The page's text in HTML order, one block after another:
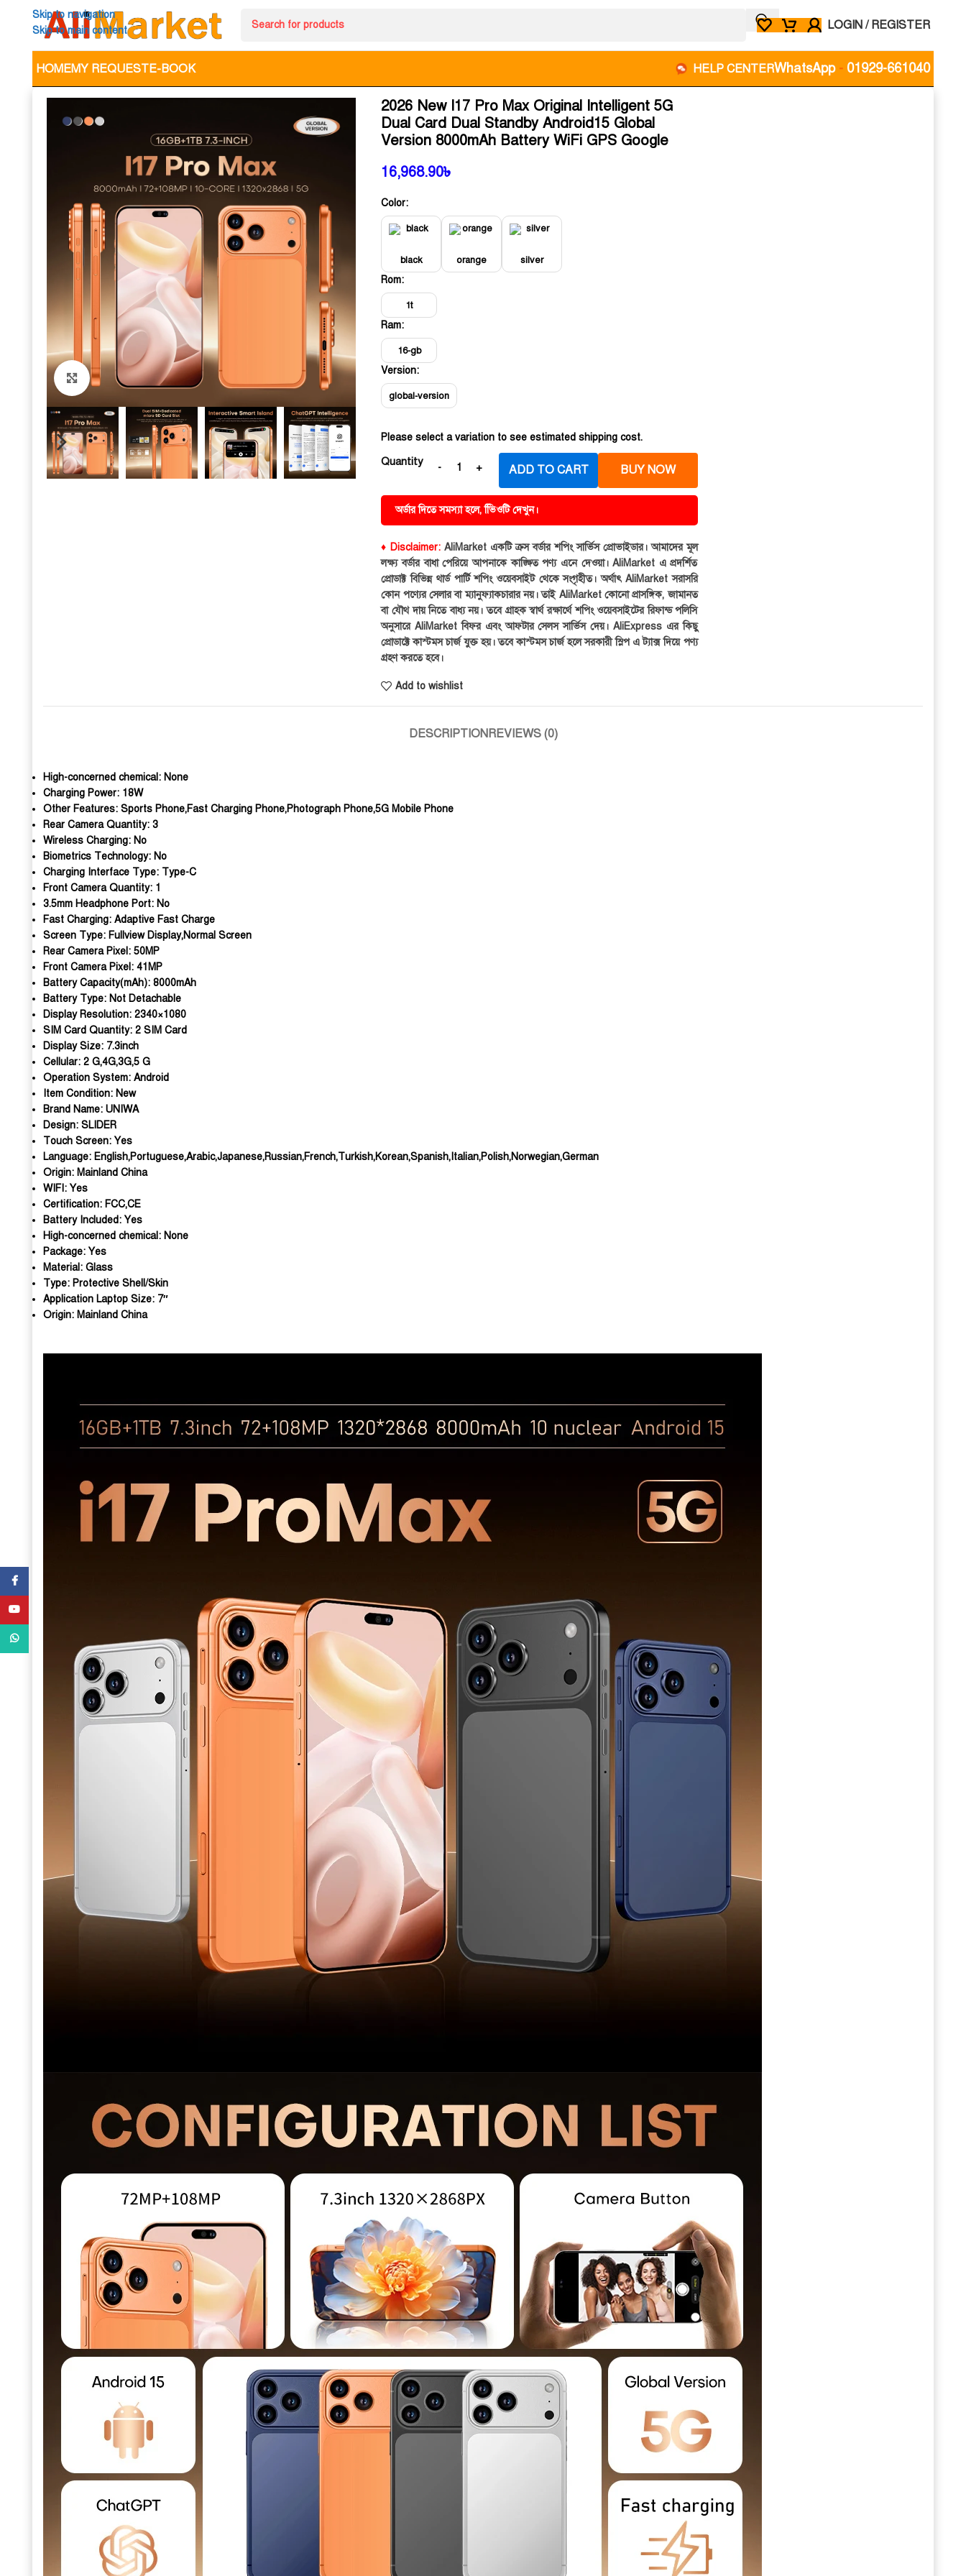
Skip to navigation
Skip to main content
LOGIN / REGISTER
HOMEMY REQUESTE-BOOK HELP CENTERWhatsApp - 01929-661040
Click to enlarge
2026 New I17 Pro Max Original Intelligent 5G
Dual Card Dual Standby Android15 Global
Version 8000mAh Battery WiFi GPS Google
16,968.90৳
Color:
black orange silver
Rom:
1t
Ram:
16-gb
Version:
global-version
Please select a variation to see estimated shipping cost.
Quantity
ADD TO CART BUY NOW
অর্ডার দিতে সমস্যা হলে, ভিিওটি দেখুন।
♦ Disclaimer:AliMarket একটি ক্রস বর্ডার শপিং সার্ভিস প্রোভাইডার। আমাদের মূল
লক্ষ্য বর্ডার বাধা পেরিয়ে আপনাকে কাঙ্ক্ষিত পণ্য এনে দেওয়া। AliMarket এ প্রদর্শিত
প্রোডাক্ট বিভিন্ন থার্ড পার্টি শপিং ওয়েবসাইট থেকে সংগৃহীত। অর্থাৎ AliMarket সরাসরি
কোন পণ্যের সেলার বা ম্যানুফ্যাকচারার নয়। তাই AliMarket কোনো প্রাসঙ্গিক, জামানত
বা যৌথ দায় নিতে বাধ্য নয়। তবে গ্রাহক স্বার্থ রক্ষার্থে শপিং ওয়েবসাইটের রিফান্ড পলিসি
অনুসারে AliMarket বিফর এবং আফটার সেলস সার্ভিস দেয়। AliExpress এর কিছু
প্রোডাক্টে কাস্টমস চার্জ যুক্ত হয়। তবে কাস্টমস চার্জ হলে সরকারী স্লিপ এ ট্যাক্স দিয়ে পণ্য
গ্রহণ করতে হবে।
Add to wishlist
DESCRIPTIONREVIEWS (0)
High-concerned chemical: None
Charging Power: 18W
Other Features: Sports Phone,Fast Charging Phone,Photograph Phone,5G Mobile Phone
Rear Camera Quantity: 3
Wireless Charging: No
Biometrics Technology: No
Charging Interface Type: Type-C
Front Camera Quantity: 1
3.5mm Headphone Port: No
Fast Charging: Adaptive Fast Charge
Screen Type: Fullview Display,Normal Screen
Rear Camera Pixel: 50MP
Front Camera Pixel: 41MP
Battery Capacity(mAh): 8000mAh
Battery Type: Not Detachable
Display Resolution: 2340×1080
SIM Card Quantity: 2 SIM Card
Display Size: 7.3inch
Cellular: 2 G,4G,3G,5 G
Operation System: Android
Item Condition: New
Brand Name: UNIWA
Design: SLIDER
Touch Screen: Yes
Language: English,Portuguese,Arabic,Japanese,Russian,French,Turkish,Korean,Spanish,Italian,Polish,Norwegian,German
Origin: Mainland China
WIFI: Yes
Certification: FCC,CE
Battery Included: Yes
High-concerned chemical: None
Package: Yes
Material: Glass
Type: Protective Shell/Skin
Application Laptop Size: 7″
Origin: Mainland China